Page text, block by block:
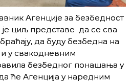
Агенције за безбедност
је циљ представе да се сва
да буду безбедна на
у свакодневним
безбедног понашања у
ће Агенција у наредним